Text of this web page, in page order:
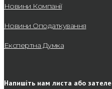
Новини Компанії
Новини Оподаткування
Експертна Думка
Напишіть нам листа або